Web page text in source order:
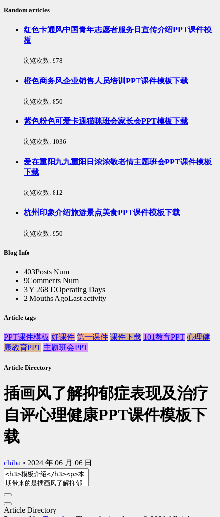
Random articles
红色卡通风中国青年志愿者服务日宣传介绍PPT课件模
板
浏览次数: 978
橙色商务风企业销售人员培训PPT课件模板下载
浏览次数: 850
紫色粉色可爱卡通猫咪班会家长会PPT模板下载
浏览次数: 1036
爱在重阳九九重阳日浓浓敬老情主题班会PPT课件模板
下载
浏览次数: 812
杭州印象介绍旅游景点美食PPT课件模板下载
浏览次数: 950
Blog Info
403Posts Num
9Comments Num
3 Y 268 DOperating Days
2 Mouths AgoLast activity
Article tags
PPT课件模板 好课件 第一课件 课件下载 101教育PPT 心理健
康教育PPT 主题班会PPT
Article Directory
插画风了解抑郁症表现及治疗
自评心理健康PPT课件模板下
载
chiba • 2024 年 06 月 06 日
Article Directory